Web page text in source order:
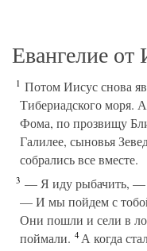
Евангелие от
1 Потом Иисус снова
Тибериадского моря.
Фома, по прозвищу
Галилее, сыновья
собрались все вместе.
3 — Я иду рыбачить, —
— И мы пойдем с
Они пошли и сели в
поймали. 4А когда